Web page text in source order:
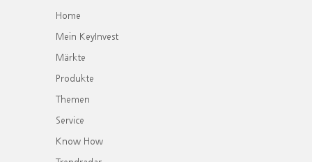
Home
Mein KeyInvest
Märkte
Produkte
Themen
Service
Know How